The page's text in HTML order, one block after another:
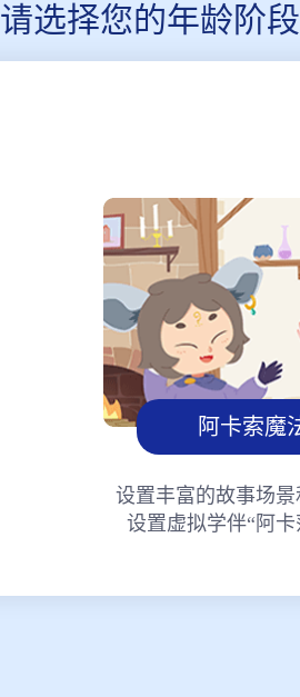
请选择您的年龄阶
阿卡索魔
设置丰富的故事场
设置虚拟学伴“阿